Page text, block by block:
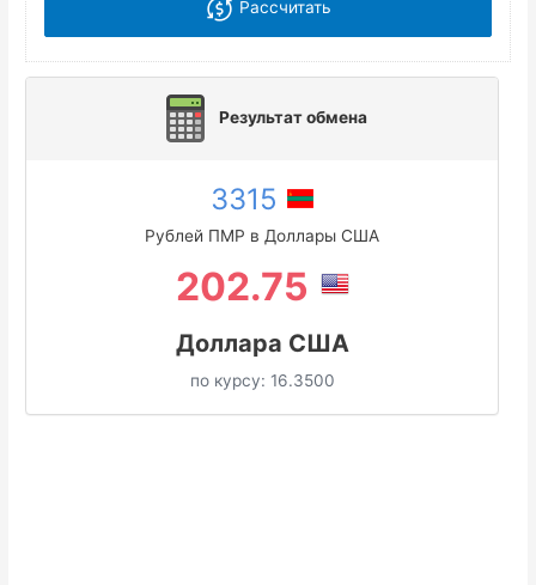
Рассчитать
Результат обмена
3315
Рублей ПМР в Доллары США
202.75
Доллара США
по курсу: 16.3500